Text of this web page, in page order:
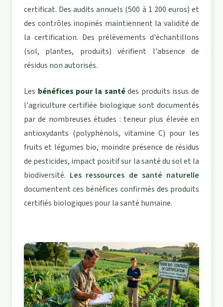
certificat. Des audits annuels (500 à 1 200 euros) et
des contrôles inopinés maintiennent la validité de
la certification. Des prélèvements d'échantillons
(sol, plantes, produits) vérifient l'absence de
résidus non autorisés.
Les bénéfices pour la santédes produits issus de
l'agriculture certifiée biologique sont documentés
par de nombreuses études : teneur plus élevée en
antioxydants (polyphénols, vitamine C) pour les
fruits et légumes bio, moindre présence de résidus
de pesticides, impact positif sur la santé du sol et la
biodiversité. Les ressources de santé naturelle
documentent ces bénéfices confirmés des produits
certifiés biologiques pour la santé humaine.